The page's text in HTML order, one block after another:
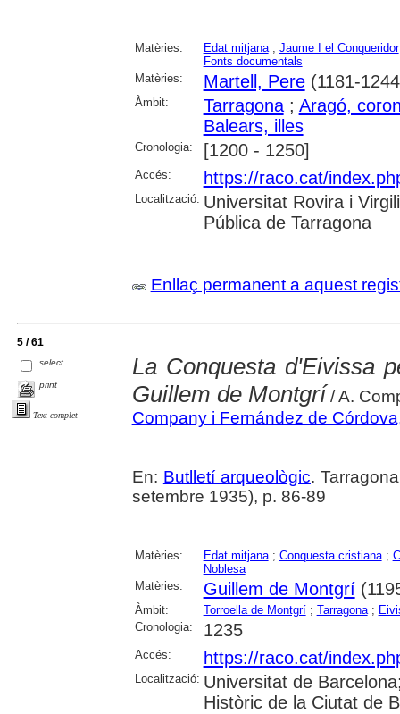
Matèries: Edat mitjana; Jaume I el Conqueridor
Fonts documentals
Matèries:
Martell, Pere(1181-
Àmbit: Tarragona; Aragó,
Balears, illes
Cronologia: [1200 - 1250]
Accés: https://raco.cat/
Localització: Universitat Rovira i
Pública de Tarragona
Enllaç permanent a aquest
5 / 61
select
print
Text complet
La Conquesta d'Eivissa
Guillem de Montgrí / A.
Company i Fernández de
En: Butlletí arqueològic.
setembre 1935), p. 86-89
Matèries: Edat mitjana; Conquesta cristiana;
Noblesa
Matèries:
Guillem de Montgrí
Àmbit: Torroella de Montgrí; Tarragona;
Cronologia:
1235
Accés: https://raco.cat/
Localització: Universitat de
Històric de la Ciutat de